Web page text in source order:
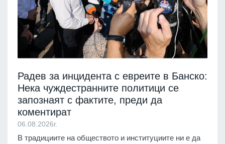
Радев за инцидента с евреите в Банско:
Нека чуждестранните политици се
запознаят с фактите, преди да
коментират
06.08.2026г.
В традициите на обществото и институциите ни е да